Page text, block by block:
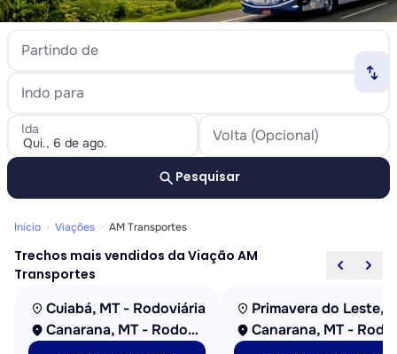
Partindo de
Indo para
swap_horiz
Ida Volta (Opcional)
search Pesquisar
Início Viações AM Transportes
Trechos mais vendidos da Viação AM
Transportes
Cuiabá, MT - Rodoviária
Canarana, MT - Rodoviária
Primavera do Leste,